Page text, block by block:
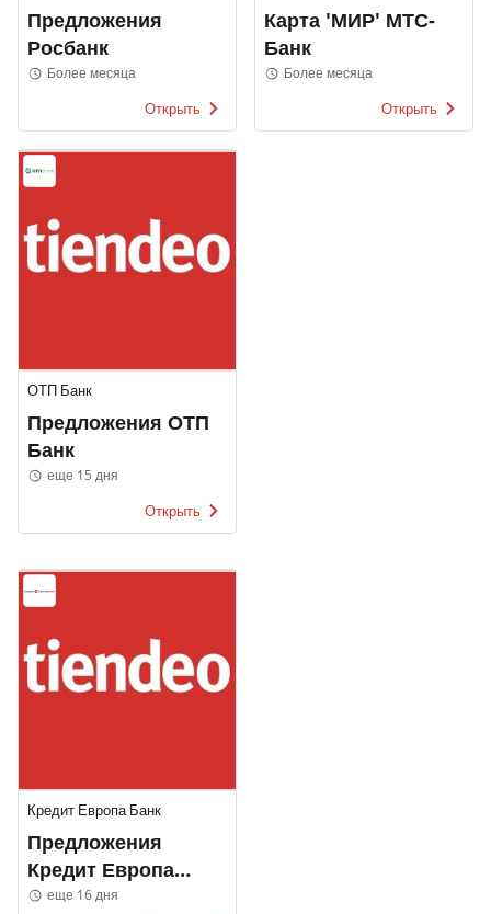
Предложения
Росбанк
Более месяца
Открыть
Карта 'МИР' МТС-
Банк
Более месяца
Открыть
ОТП Банк
Предложения ОТП
Банк
еще 15 дня
Открыть
Кредит Европа Банк
Предложения
Кредит Европа
Банк
еще 16 дня